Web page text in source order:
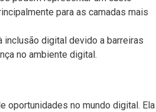
para as camadas mais
digital devido a barreiras
no ambiente digital.
oportunidades no mundo digital. Ela